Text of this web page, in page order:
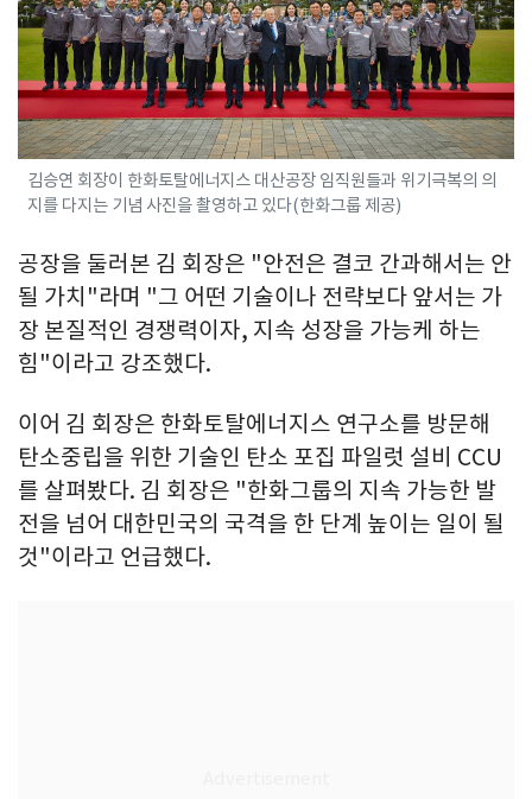
김승연 회장이 한화토탈에너지스 대산공장 임직원들과 위기극복의 의
지를 다지는 기념 사진을 촬영하고 있다(한화그룹 제공)
공장을 둘러본 김 회장은 "안전은 결코 간과해서는 안
될 가치"라며 "그 어떤 기술이나 전략보다 앞서는 가
장 본질적인 경쟁력이자, 지속 성장을 가능케 하는
힘"이라고 강조했다.
이어 김 회장은 한화토탈에너지스 연구소를 방문해
탄소중립을 위한 기술인 탄소 포집 파일럿 설비 CCU
를 살펴봤다. 김 회장은 "한화그룹의 지속 가능한 발
전을 넘어 대한민국의 국격을 한 단계 높이는 일이 될
것"이라고 언급했다.